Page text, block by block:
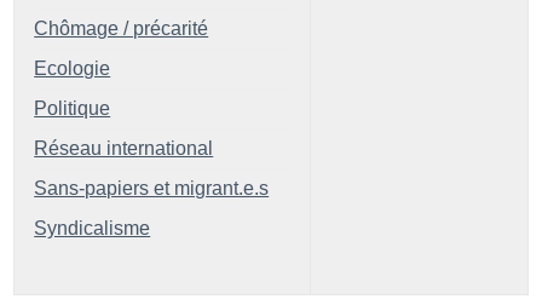
Chômage / précarité
Ecologie
Politique
Réseau international
Sans-papiers et migrant.e.s
Syndicalisme